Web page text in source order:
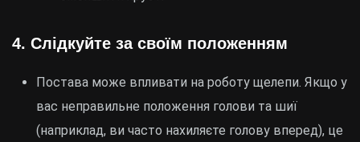
4. Слідкуйте за своїм положенням
Постава може впливати на роботу щелепи. Якщо у
вас неправильне положення голови та шиї
(наприклад, ви часто нахиляєте голову вперед), це